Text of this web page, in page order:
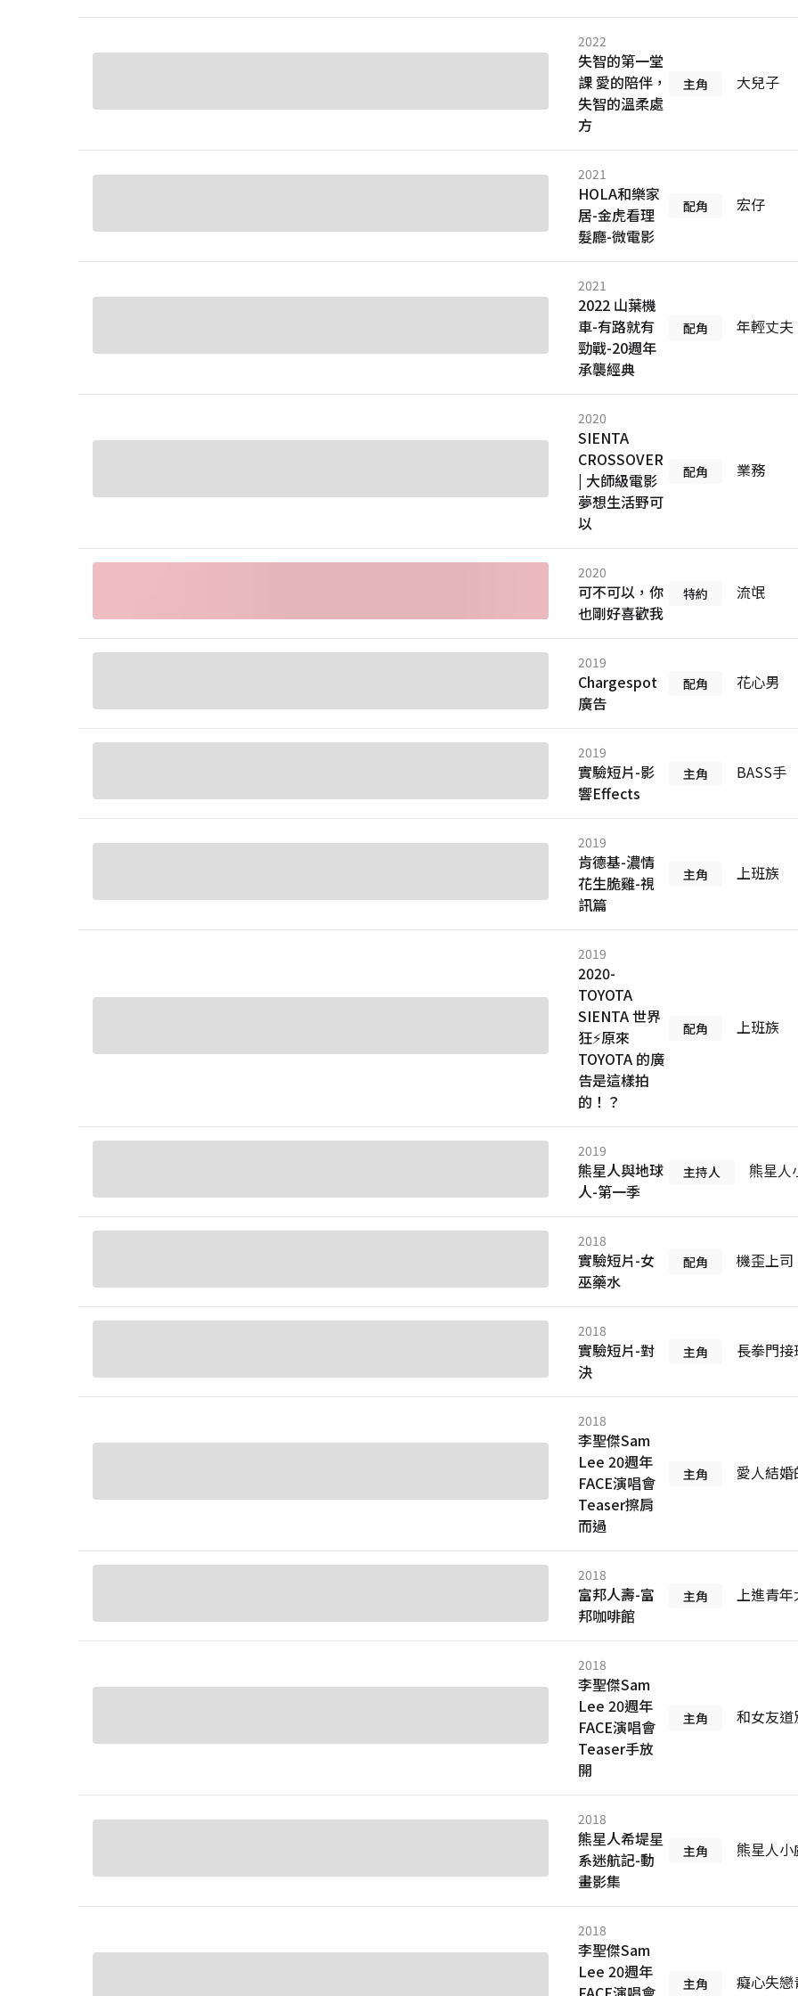
2022
失智的第一堂
課 愛的陪伴，
失智的溫柔處
方
主角 大兒子
2021
HOLA和樂家
居-金虎看理
髮廳-微電影
配角 宏仔
2021
2022 山葉機
車-有路就有
勁戰-20週年
承襲經典
配角 年輕丈夫
2020
SIENTA
CROSSOVER
| 大師級電影
夢想生活野可
以
配角 業務
2020
可不可以，你
也剛好喜歡我
特約 流氓
2019
Chargespot
廣告
配角 花心男
2019
實驗短片-影
響Effects
主角 BASS手
2019
肯德基-濃情
花生脆雞-視
訊篇
主角 上班族
2019
2020-
TOYOTA
SIENTA 世界
狂⚡原來
TOYOTA 的廣
告是這樣拍
的！？
配角 上班族
2019
熊星人與地球
人-第一季
主持人 熊星人
2018
實驗短片-女
巫藥水
配角 機歪上司
2018
實驗短片-對
決
主角 長拳門
2018
李聖傑Sam
Lee 20週年
FACE演唱會
Teaser擦肩
而過
主角 愛人結
2018
富邦人壽-富
邦咖啡館
主角 上進青年
2018
李聖傑Sam
Lee 20週年
FACE演唱會
Teaser手放
開
主角 和女友
2018
熊星人希堤星
系迷航記-動
畫影集
主角 熊星人小
2018
李聖傑Sam
Lee 20週年
主角 癡心失戀